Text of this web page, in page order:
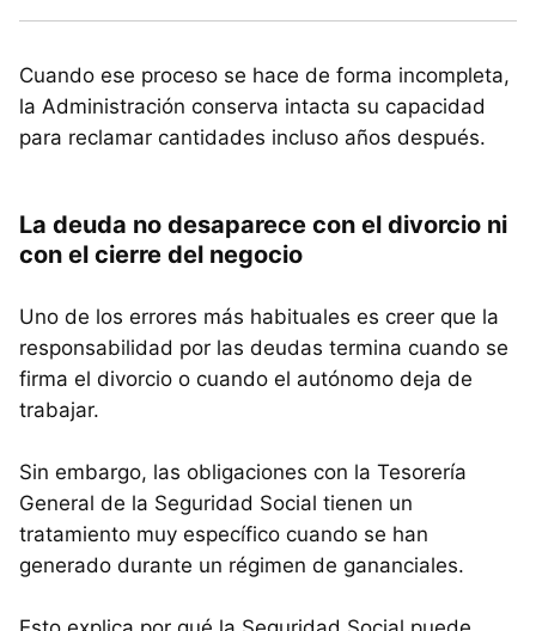
Cuando ese proceso se hace de forma incompleta,
la Administración conserva intacta su capacidad
para reclamar cantidades incluso años después.
La deuda no desaparece con el divorcio ni
con el cierre del negocio
Uno de los errores más habituales es creer que la
responsabilidad por las deudas termina cuando se
firma el divorcio o cuando el autónomo deja de
trabajar.
Sin embargo, las obligaciones con la Tesorería
General de la Seguridad Social tienen un
tratamiento muy específico cuando se han
generado durante un régimen de gananciales.